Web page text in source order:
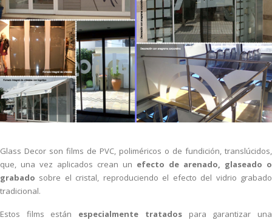
Glass Decor son films de PVC, poliméricos o de fundición, translúcidos,
que, una vez aplicados crean un efecto de arenado, glaseado o
grabado sobre el cristal, reproduciendo el efecto del vidrio grabado
tradicional.
Estos films están especialmente tratadospara garantizar una